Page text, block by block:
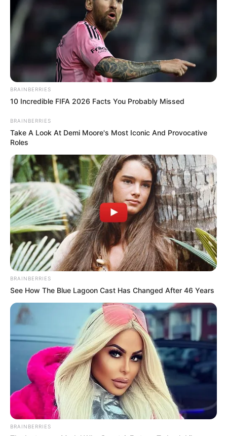
BRAINBERRIES
10 Incredible FIFA 2026 Facts You Probably Missed
BRAINBERRIES
Take A Look At Demi Moore's Most Iconic And Provocative
Roles
BRAINBERRIES
See How The Blue Lagoon Cast Has Changed After 46 Years
BRAINBERRIES